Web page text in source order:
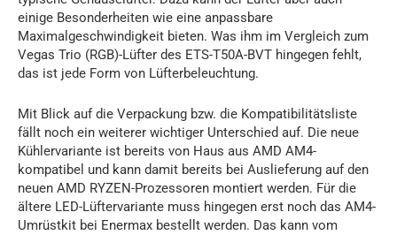
einige Besonderheiten wie eine anpassbare
Maximalgeschwindigkeit bieten. Was ihm im Vergleich zum
Vegas Trio (RGB)-Lüfter des ETS-T50A-BVT hingegen fehlt,
das ist jede Form von Lüfterbeleuchtung.
Mit Blick auf die Verpackung bzw. die Kompatibilitätsliste
fällt noch ein weiterer wichtiger Unterschied auf. Die neue
Kühlervariante ist bereits von Haus aus AMD AM4-
kompatibel und kann damit bereits bei Auslieferung auf den
neuen AMD RYZEN-Prozessoren montiert werden. Für die
ältere LED-Lüftervariante muss hingegen erst noch das AM4-
Umrüstkit bei Enermax bestellt werden. Das kann vom